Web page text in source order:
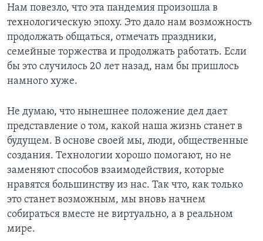
Нам повезло, что эта пандемия произошла в
технологическую эпоху. Это дало нам возможность
продолжать общаться, отмечать праздники,
семейные торжества и продолжать работать. Если
бы это случилось 20 лет назад, нам бы пришлось
намного хуже.
Не думаю, что нынешнее положение дел дает
представление о том, какой наша жизнь станет в
будущем. В основе своей мы, люди, общественные
создания. Технологии хорошо помогают, но не
заменяют способов взаимодействия, которые
нравятся большинству из нас. Так что, как только
это станет возможным, мы вновь начнем
собираться вместе не виртуально, а в реальном
мире.